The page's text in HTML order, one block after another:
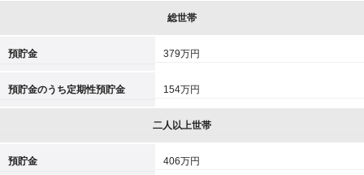
総世帯
預貯金 379万円
預貯金のうち定期性預貯金 154万円
二人以上世帯
預貯金 406万円